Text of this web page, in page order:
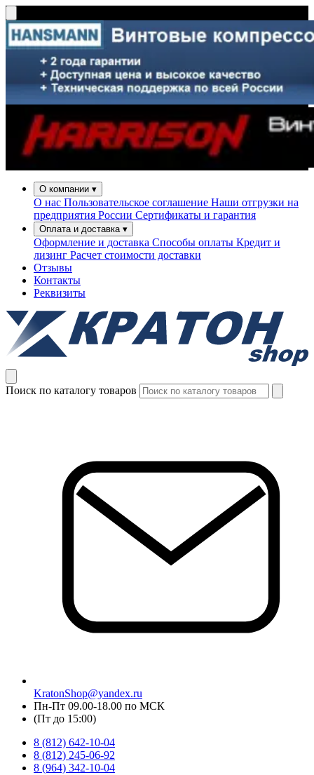
О компании ▾
О нас Пользовательское соглашение Наши отгрузки на
предприятия России Сертификаты и гарантия
Оплата и доставка ▾
Оформление и доставка Способы оплаты Кредит и
лизинг Расчет стоимости доставки
Отзывы
Контакты
Реквизиты
Поиск по каталогу товаров
KratonShop@yandex.ru
Пн-Пт 09.00-18.00 по МСК
(Пт до 15:00)
8 (812) 642-10-04
8 (812) 245-06-92
8 (964) 342-10-04